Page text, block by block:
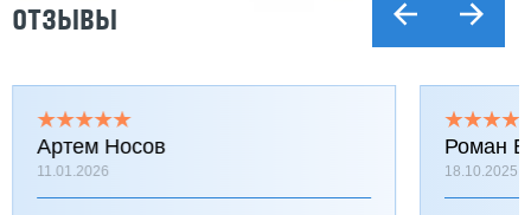
ОТЗЫВЫ
Артем Носов
11.01.2026
Роман
18.10.2025